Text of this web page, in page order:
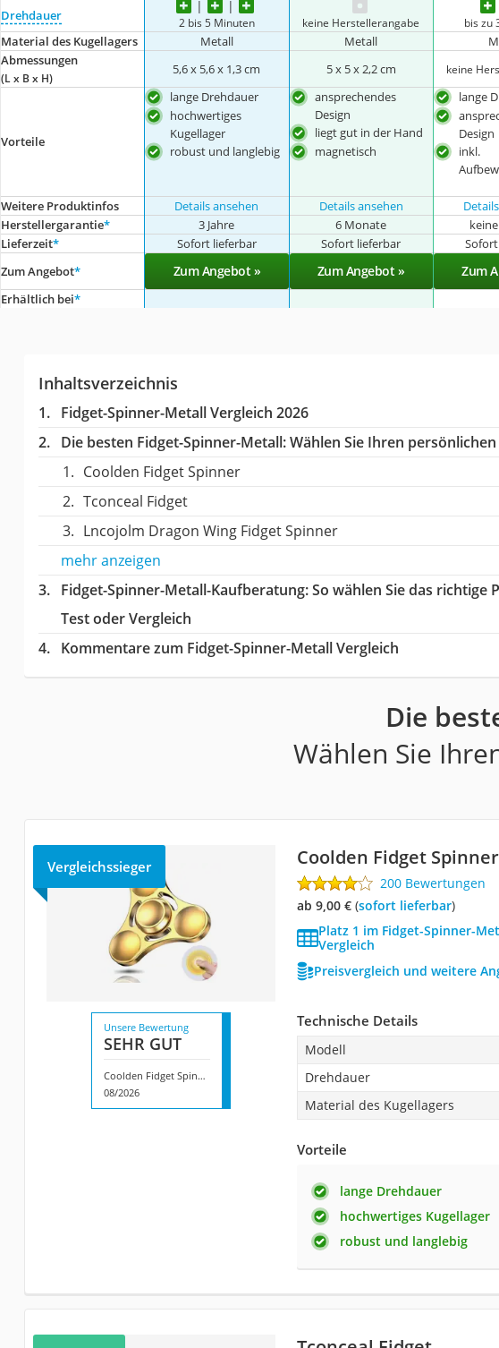
Drehdauer 2 bis 5 Minuten keine Herstellerangabe bis zu
Material des Kugellagers Metall Metall
Abmessungen
(L x B x H)
5,6 x 5,6 x 1,3 cm 5 x 5 x 2,2 cm keine
Vorteile
lange Drehdauer
hochwertiges
Kugellager
robust und langlebig
ansprechendes
Design
liegt gut in der Hand
magnetisch
lange
Design
inkl.
Weitere Produktinfos Details ansehen Details ansehen
Herstellergarantie* 3 Jahre 6 Monate
Lieferzeit* Sofort lieferbar Sofort lieferbar
Zum Angebot* Zum Angebot » Zum Angebot » Zum
Erhältlich bei*
Inhaltsverzeichnis
Fidget-Spinner-Metall Vergleich 2026
Die besten Fidget-Spinner-Metall:Wählen Sie Ihren
Coolden Fidget Spinner
Tconceal Fidget
Lncojolm Dragon Wing Fidget Spinner
mehr anzeigen
Fidget-Spinner-Metall-Kaufberatung: So wählen Sie das richtige
Test oder Vergleich
Kommentare zum Fidget-Spinner-Metall Vergleich
Die
Wählen Sie
Vergleichssieger Coolden Fidget Spinner
200 Bewertungen
ab 9,00 €( Sofort lieferbar)
Platz 1 im Fidget-Spinner-
Vergleich
Preisvergleich und weitere
Unsere Bewertung
SEHR GUT
Coolden Fidget Spinner
08/2026
Technische Details
Modell
Drehdauer
Material des Kugellagers
Vorteile
lange Drehdauer
hochwertiges Kugellager
robust und langlebig